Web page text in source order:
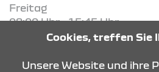
Freitag
08:00 Uhr - 15:45 Uhr
KONTAKT & ANFAHRT
Cookies, treffen Sie
Unsere Website und ihre